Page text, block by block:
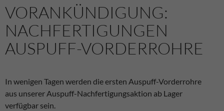
VORANKÜNDIGUNG:
NACHFERTIGUNGEN
AUSPUFF-VORDERROHRE
In wenigen Tagen werden die ersten Auspuff-Vorderrohre
aus unserer Auspuff-Nachfertigungsaktion ab Lager
verfügbar sein.